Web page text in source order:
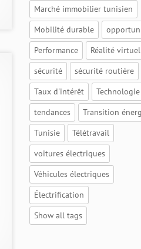
Marché immobilier tunisien
Mobilité durable
Performance
Réalité
sécurité
sécurité routière
Taux d'intérêt
Technologie
tendances
Transition
Tunisie
Télétravail
voitures électriques
Véhicules électriques
Électrification
Show all tags